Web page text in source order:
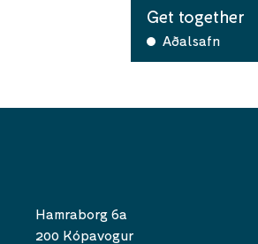
Get together
Aðalsafn
Hamraborg 6a
200 Kópavogur